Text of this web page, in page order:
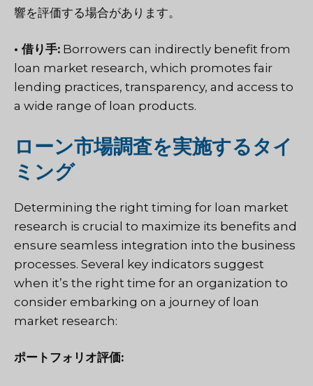
響を評価する場合があります。
• 借り手: Borrowers can indirectly benefit from
loan market research, which promotes fair
lending practices, transparency, and access to
a wide range of loan products.
ローン市場調査を実施するタイ
ミング
Determining the right timing for loan market
research is crucial to maximize its benefits and
ensure seamless integration into the business
processes. Several key indicators suggest
when it’s the right time for an organization to
consider embarking on a journey of loan
market research:
ポートフォリオ評価: